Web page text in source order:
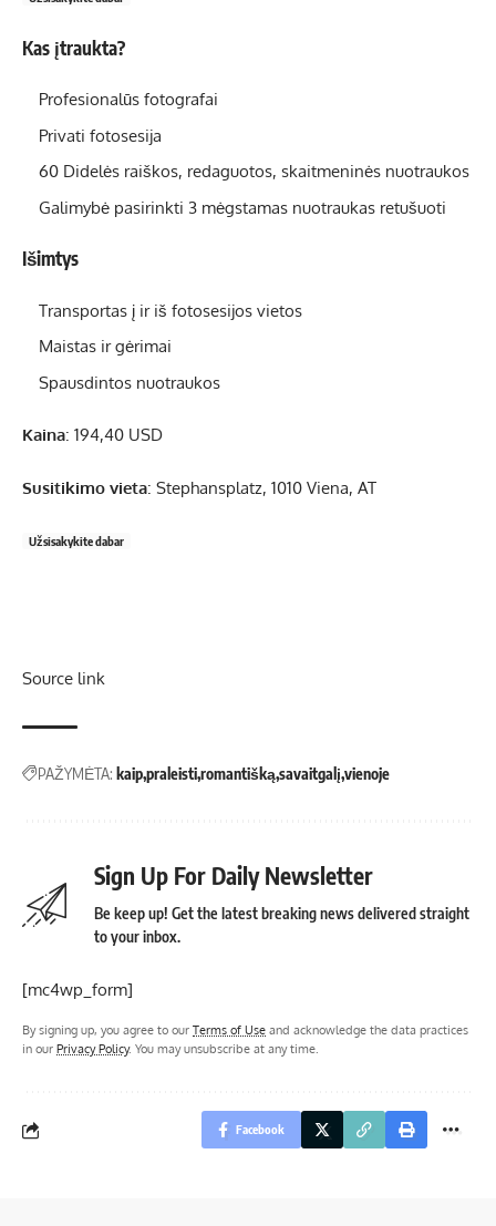
Kas įtraukta?
Profesionalūs fotografai
Privati ​​fotosesija
60 Didelės raiškos, redaguotos, skaitmeninės nuotraukos
Galimybė pasirinkti 3 mėgstamas nuotraukas retušuoti
Išimtys
Transportas į ir iš fotosesijos vietos
Maistas ir gėrimai
Spausdintos nuotraukos
Kaina: 194,40 USD
Susitikimo vieta: Stephansplatz, 1010 Viena, AT
Užsisakykite dabar
Source link
PAŽYMĖTA: kaippraleistiromantiškąsavaitgalį vienoje
Sign Up For Daily Newsletter
Be keep up! Get the latest breaking news delivered straight
to your inbox.
[mc4wp_form]
By signing up, you agree to our Terms of Use and acknowledge the data practices
in our Privacy Policy. You may unsubscribe at any time.
Facebook